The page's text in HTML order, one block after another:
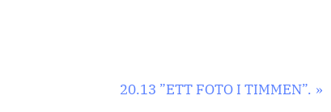
Next
20.13 ”ETT FOTO I TIMMEN”.